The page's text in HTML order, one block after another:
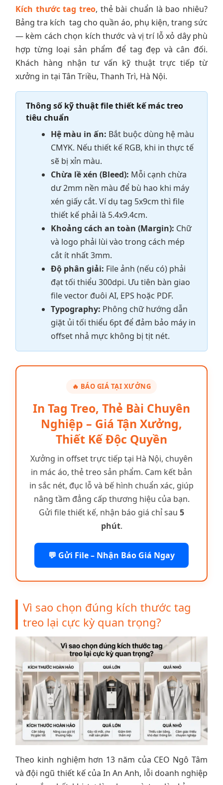
Kích thước tag treo, thẻ bài chuẩn là bao nhiêu?
Bảng tra kích tag cho quần áo, phụ kiện, trang sức
— kèm cách chọn kích thước và vị trí lỗ xỏ dây phù
hợp từng loại sản phẩm để tag đẹp và cân đối.
Khách hàng nhận tư vấn kỹ thuật trực tiếp từ
xưởng in tại Tân Triều, Thanh Trì, Hà Nội.
Thông số kỹ thuật file thiết kế mác treo
tiêu chuẩn
Hệ màu in ấn: Bắt buộc dùng hệ màu
CMYK. Nếu thiết kế RGB, khi in thực tế
sẽ bị xỉn màu.
Chừa lề xén (Bleed): Mỗi cạnh chừa
dư 2mm nền màu để bù hao khi máy
xén giấy cắt. Ví dụ tag 5x9cm thì file
thiết kế phải là 5.4x9.4cm.
Khoảng cách an toàn (Margin): Chữ
và logo phải lùi vào trong cách mép
cắt ít nhất 3mm.
Độ phân giải: File ảnh (nếu có) phải
đạt tối thiểu 300dpi. Ưu tiên bàn giao
file vector đuôi AI, EPS hoặc PDF.
Typography: Phông chữ hướng dẫn
giặt ủi tối thiểu 6pt để đảm bảo máy in
offset nhả mực không bị tịt nét.
🔥 BÁO GIÁ TẠI XƯỞNG
In Tag Treo, Thẻ Bài Chuyên
Nghiệp – Giá Tận Xưởng,
Thiết Kế Độc Quyền
Xưởng in offset trực tiếp tại Hà Nội, chuyên
in mác áo, thẻ treo sản phẩm. Cam kết bản
in sắc nét, đục lỗ và bế hình chuẩn xác, giúp
nâng tầm đẳng cấp thương hiệu của bạn.
Gửi file thiết kế, nhận báo giá chỉ sau 5
phút.
💬 Gửi File – Nhận Báo Giá Ngay
Vì sao chọn đúng kích thước tag
treo lại cực kỳ quan trọng?
Theo kinh nghiệm hơn 13 năm của CEO Ngô Tâm
và đội ngũ thiết kế của In An Anh, lỗi doanh nghiệp